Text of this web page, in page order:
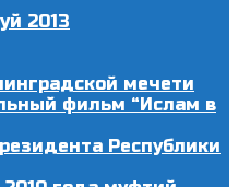
2013
мечети
фильм “Ислам в
Республики